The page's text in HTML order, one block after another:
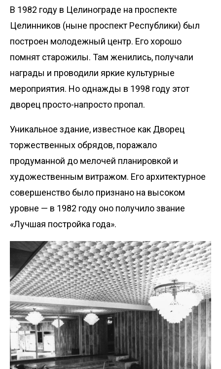
В 1982 году в Целинограде на проспекте
Целинников (ныне проспект Республики) был
построен молодежный центр. Его хорошо
помнят старожилы. Там женились, получали
награды и проводили яркие культурные
мероприятия. Но однажды в 1998 году этот
дворец просто-напросто пропал.
Уникальное здание, известное как Дворец
торжественных обрядов, поражало
продуманной до мелочей планировкой и
художественным витражом. Его архитектурное
совершенство было признано на высоком
уровне — в 1982 году оно получило звание
«Лучшая постройка года».